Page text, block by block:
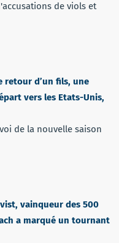
de viols et
retour d’un fils, une
vers les Etats-Unis,
de la nouvelle saison
vainqueur des 500
a marqué un tournant